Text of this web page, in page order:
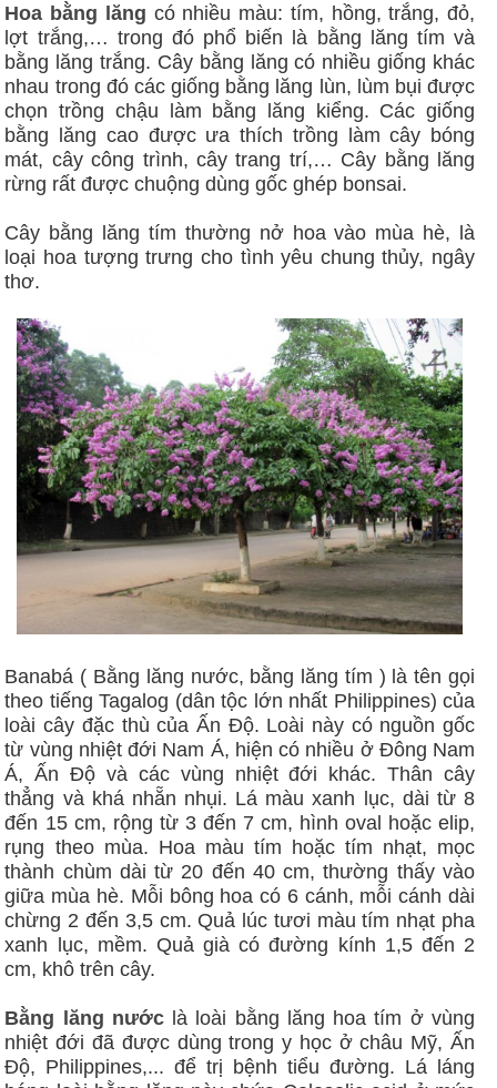
Hoa bằng lăng có nhiều màu: tím, hồng, trắng, đỏ,
lợt trắng,… trong đó phổ biến là bằng lăng tím và
bằng lăng trắng. Cây bằng lăng có nhiều giống khác
nhau trong đó các giống bằng lăng lùn, lùm bụi được
chọn trồng chậu làm bằng lăng kiểng. Các giống
bằng lăng cao được ưa thích trồng làm cây bóng
mát, cây công trình, cây trang trí,… Cây bằng lăng
rừng rất được chuộng dùng gốc ghép bonsai.
Cây bằng lăng tím thường nở hoa vào mùa hè, là
loại hoa tượng trưng cho tình yêu chung thủy, ngây
thơ.
Banabá ( Bằng lăng nước, bằng lăng tím ) là tên gọi
theo tiếng Tagalog (dân tộc lớn nhất Philippines) của
loài cây đặc thù của Ấn Độ. Loài này có nguồn gốc
từ vùng nhiệt đới Nam Á, hiện có nhiều ở Đông Nam
Á, Ấn Độ và các vùng nhiệt đới khác. Thân cây
thẳng và khá nhẵn nhụi. Lá màu xanh lục, dài từ 8
đến 15 cm, rộng từ 3 đến 7 cm, hình oval hoặc elip,
rụng theo mùa. Hoa màu tím hoặc tím nhạt, mọc
thành chùm dài từ 20 đến 40 cm, thường thấy vào
giữa mùa hè. Mỗi bông hoa có 6 cánh, mỗi cánh dài
chừng 2 đến 3,5 cm. Quả lúc tươi màu tím nhạt pha
xanh lục, mềm. Quả già có đường kính 1,5 đến 2
cm, khô trên cây.
Bằng lăng nướclà loài bằng lăng hoa tím ở vùng
nhiệt đới đã được dùng trong y học ở châu Mỹ, Ấn
Độ, Philippines,... để trị bệnh tiểu đường. Lá láng